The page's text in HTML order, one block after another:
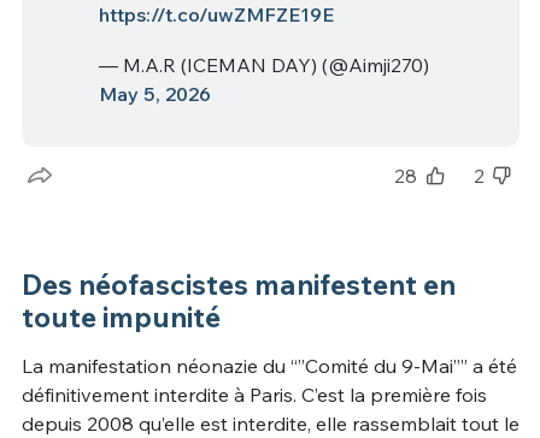
https://t.co/uwZMFZE19E
— M.A.R (ICEMAN DAY) (@Aimji270)
May 5, 2026
28 2
Des néofascistes manifestent en
toute impunité
La manifestation néonazie du “”Comité du 9-Mai”” a été
définitivement interdite à Paris. C’est la première fois
depuis 2008 qu’elle est interdite, elle rassemblait tout le